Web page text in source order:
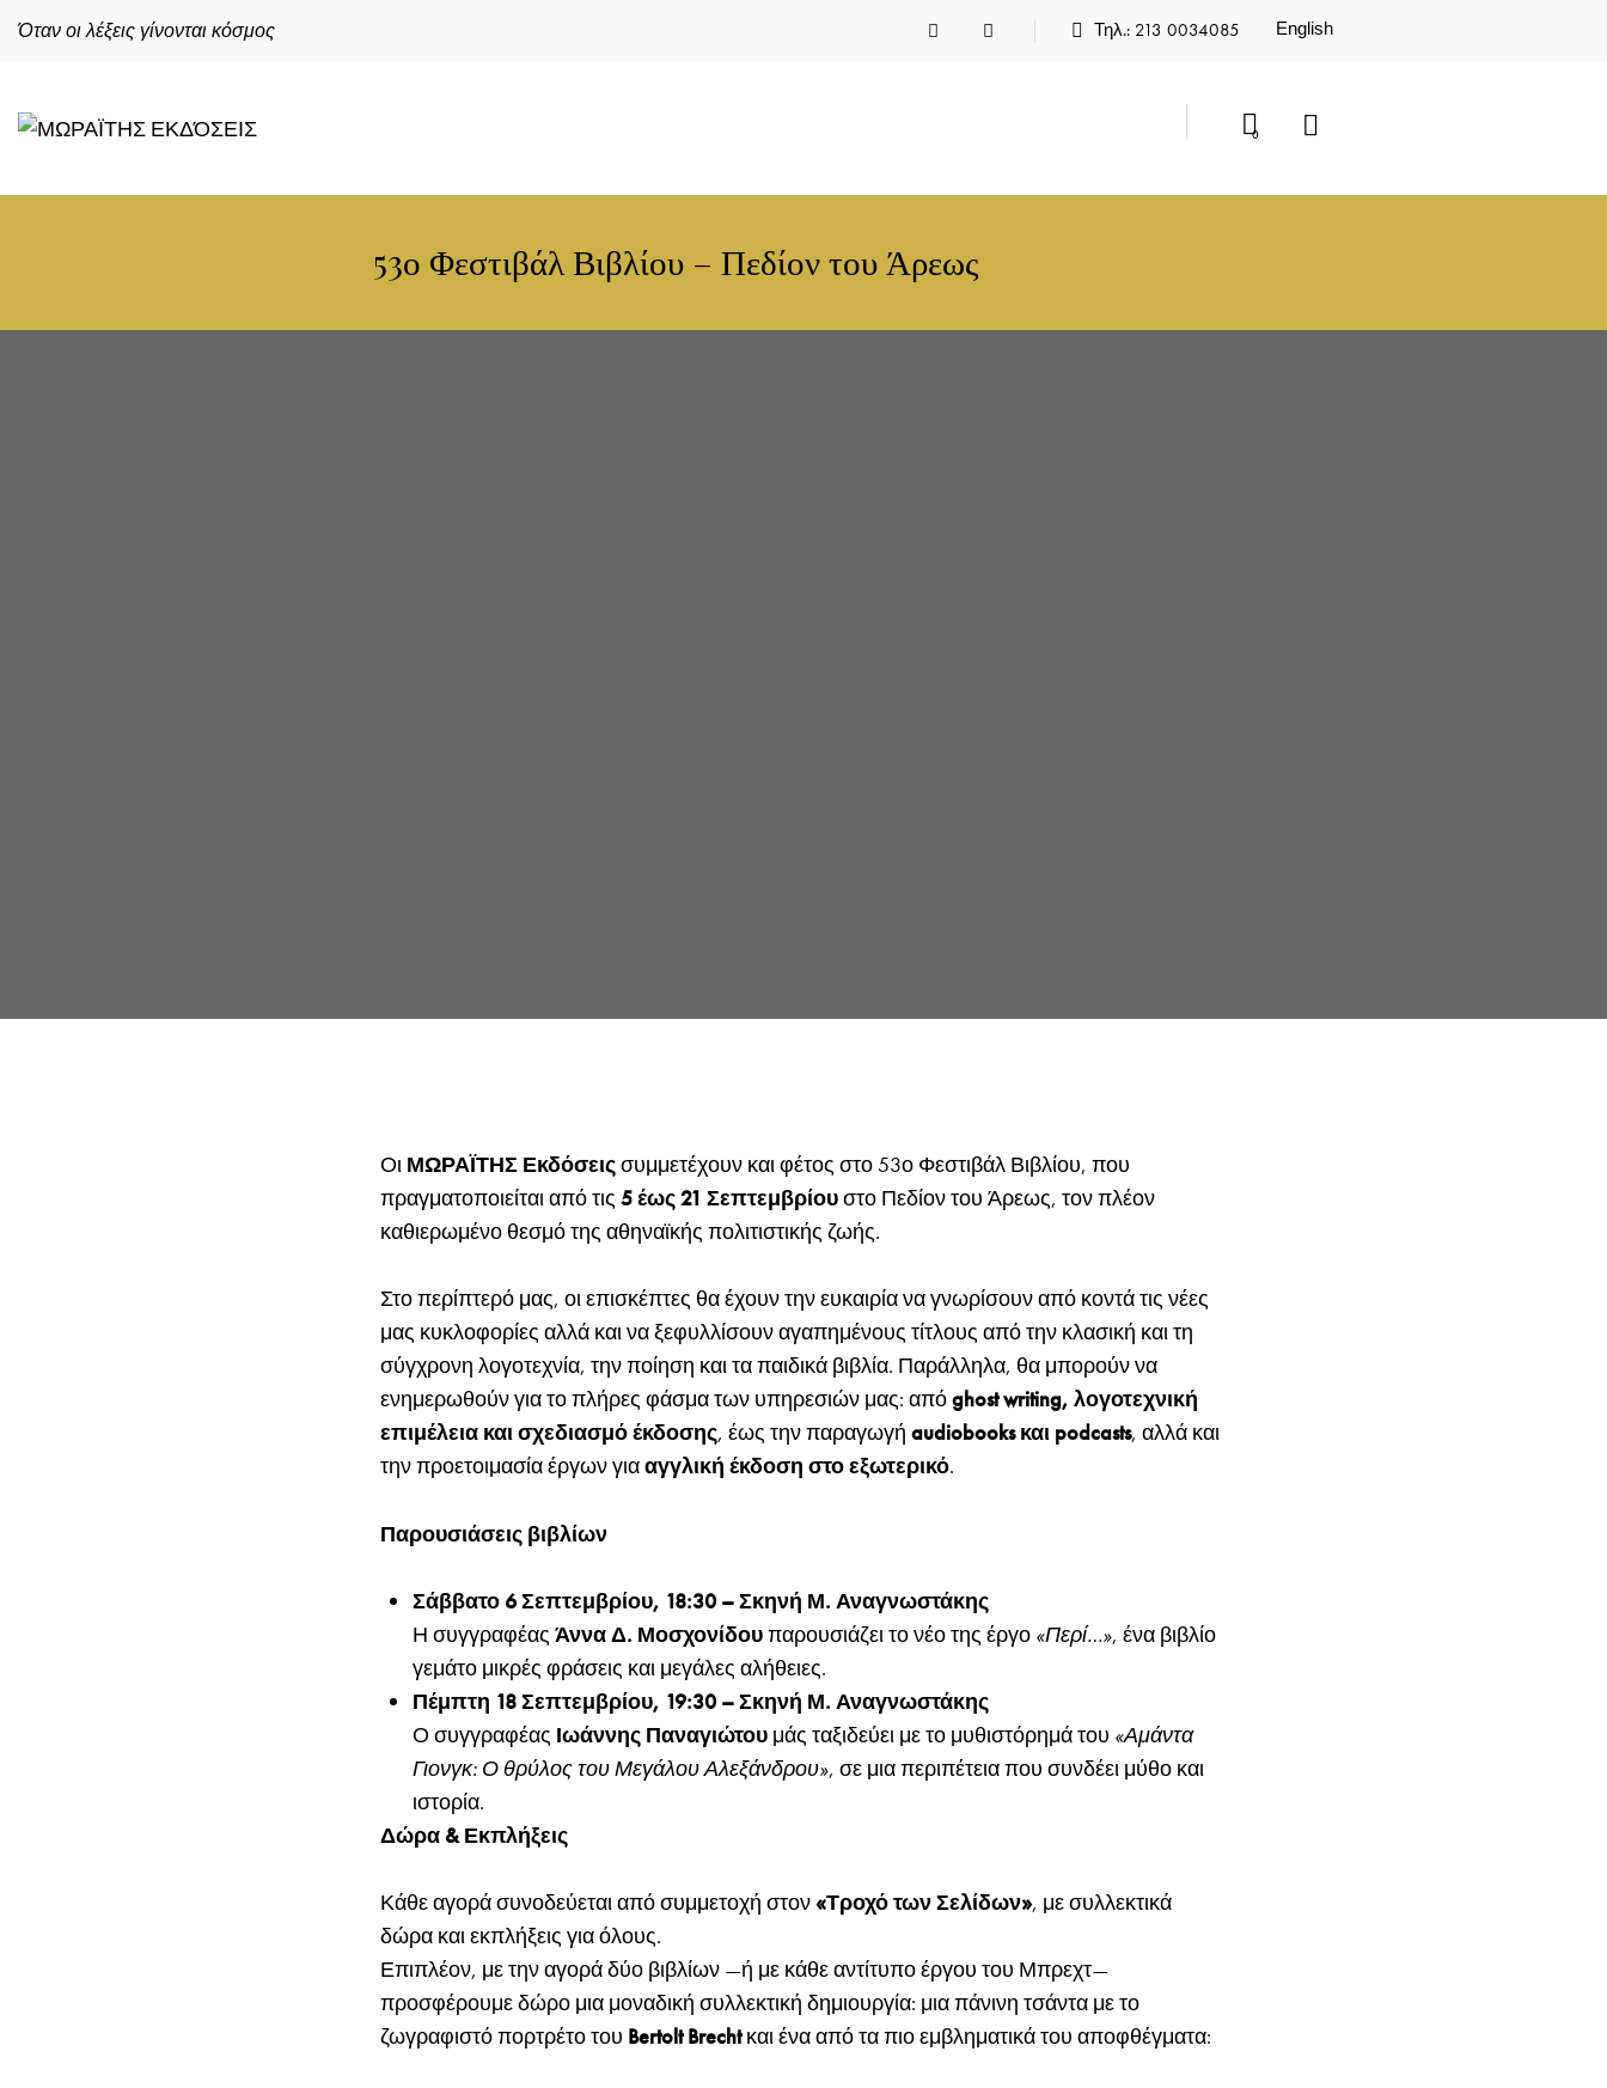
Όταν οι λέξεις γίνονται κόσμος Τηλ.: 213 0034085 English
0
53ο Φεστιβάλ Βιβλίου – Πεδίον του Άρεως
Οι ΜΩΡΑΪΤΗΣ Εκδόσειςσυμμετέχουν και φέτος στο 53ο Φεστιβάλ Βιβλίου, που
πραγματοποιείται από τις5 έως 21 Σεπτεμβρίουστο Πεδίον του Άρεως, τον πλέον
καθιερωμένο θεσμό της αθηναϊκής πολιτιστικής ζωής.
Στο περίπτερό μας, οι επισκέπτες θα έχουν την ευκαιρία να γνωρίσουν από κοντά τις νέες
μας κυκλοφορίες αλλά και να ξεφυλλίσουν αγαπημένους τίτλους από την κλασική και τη
σύγχρονη λογοτεχνία, την ποίηση και τα παιδικά βιβλία. Παράλληλα, θα μπορούν να
ενημερωθούν για το πλήρες φάσμα των υπηρεσιών μας: απόghost writing, λογοτεχνική
επιμέλεια και σχεδιασμό έκδοσης, έως την παραγωγήaudiobooks και podcasts, αλλά και
την προετοιμασία έργων γιααγγλική έκδοση στο εξωτερικό.
Παρουσιάσεις βιβλίων
Σάββατο 6 Σεπτεμβρίου, 18:30 – Σκηνή Μ. Αναγνωστάκης
Η συγγραφέαςΆννα Δ. Μοσχονίδουπαρουσιάζει το νέο της έργο «Περί…», ένα βιβλίο
γεμάτο μικρές φράσεις και μεγάλες αλήθειες.
Πέμπτη 18 Σεπτεμβρίου, 19:30 – Σκηνή Μ. Αναγνωστάκης
Ο συγγραφέας Ιωάννης Παναγιώτου μάς ταξιδεύει με το μυθιστόρημά του «Αμάντα
Γιονγκ: Ο θρύλος του Μεγάλου Αλεξάνδρου», σε μια περιπέτεια που συνδέει μύθο και
ιστορία.
Δώρα & Εκπλήξεις
Κάθε αγορά συνοδεύεται από συμμετοχή στον«Τροχό των Σελίδων», με συλλεκτικά
δώρα και εκπλήξεις για όλους.
Επιπλέον, με την αγορά δύο βιβλίων —ή με κάθε αντίτυπο έργου του Μπρεχτ—
προσφέρουμε δώρο μια μοναδική συλλεκτική δημιουργία: μια πάνινη τσάντα με το
ζωγραφιστό πορτρέτο του Bertolt Brechtκαι ένα από τα πιο εμβληματικά του αποφθέγματα: